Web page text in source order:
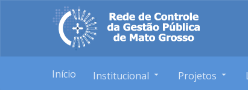
Início Institucional Projetos